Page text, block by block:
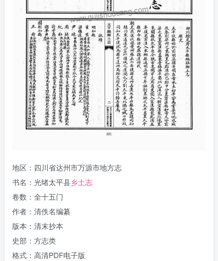
地区：四川省达州市万源市地方志
书名：光绪太平县乡土志
卷数：全十五门
作者：清佚名编纂
版本：清末抄本
史部：方志类
格式：高清PDF电子版